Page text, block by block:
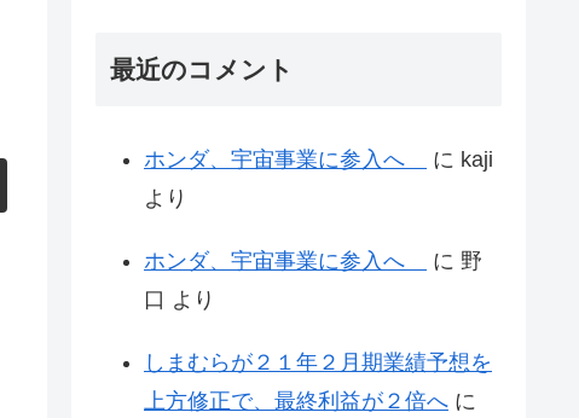
最近のコメント
ホンダ、宇宙事業に参入へ に kaji
より
ホンダ、宇宙事業に参入へ に 野
口 より
しまむらが２１年２月期業績予想を
上方修正で、最終利益が２倍へ に